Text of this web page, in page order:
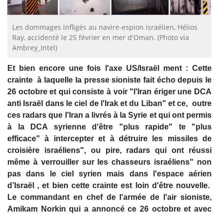
Les dommages infligés au navire-espion israélien, Hélios
Ray, accidenté le 25 février en mer d'Oman. (Photo via
Ambrey_Intel)
Et bien encore une fois l'axe US/Israël ment : Cette
crainte à laquelle la presse sioniste fait écho depuis le
26 octobre et qui consiste à voir "l'Iran ériger une DCA
anti Israël dans le ciel de l'Irak et du Liban" et ce, outre
ces radars que l'Iran a livrés à la Syrie et qui ont permis
à la DCA syrienne d'être "plus rapide" te "plus
efficace" à intercepter et à détruire les missiles de
croisière israéliens", ou pire, radars qui ont réussi
même à verrouiller sur les chasseurs israéliens" non
pas dans le ciel syrien mais dans l'espace aérien
d’Israël , et bien cette crainte est loin d'être nouvelle.
Le commandant en chef de l'armée de l'air sioniste,
Amikam Norkin qui a annoncé ce 26 octobre et avec